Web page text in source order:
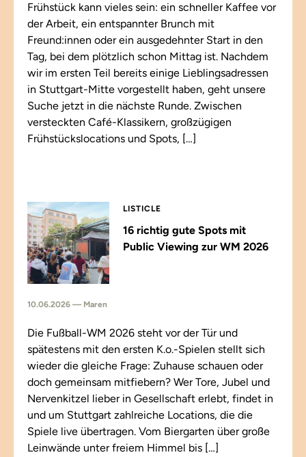
Frühstück kann vieles sein: ein schneller Kaffee vor
der Arbeit, ein entspannter Brunch mit
Freund:innen oder ein ausgedehnter Start in den
Tag, bei dem plötzlich schon Mittag ist. Nachdem
wir im ersten Teil bereits einige Lieblingsadressen
in Stuttgart-Mitte vorgestellt haben, geht unsere
Suche jetzt in die nächste Runde. Zwischen
versteckten Café-Klassikern, großzügigen
Frühstückslocations und Spots, […]
LISTICLE
16 richtig gute Spots mit
Public Viewing zur WM 2026
10.06.2026 — Maren
Die Fußball-WM 2026 steht vor der Tür und
spätestens mit den ersten K.o.-Spielen stellt sich
wieder die gleiche Frage: Zuhause schauen oder
doch gemeinsam mitfiebern? Wer Tore, Jubel und
Nervenkitzel lieber in Gesellschaft erlebt, findet in
und um Stuttgart zahlreiche Locations, die die
Spiele live übertragen. Vom Biergarten über große
Leinwände unter freiem Himmel bis […]